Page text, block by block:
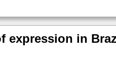
expression in